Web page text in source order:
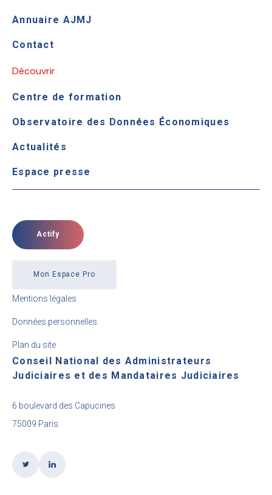
Annuaire AJMJ
Contact
Découvrir
Centre de formation
Observatoire des Données Économiques
Actualités
Espace presse
Actify
Mon Espace Pro
Mentions légales
Données personnelles
Plan du site
Conseil National des Administrateurs
Judiciaires et des Mandataires Judiciaires
6 boulevard des Capucines
75009 Paris